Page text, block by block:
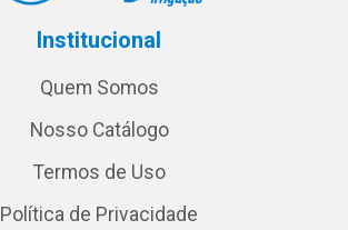
Institucional
Quem Somos
Nosso Catálogo
Termos de Uso
Política de Privacidade